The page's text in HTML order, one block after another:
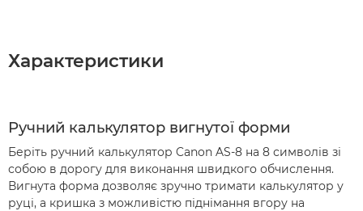
Характеристики
Ручний калькулятор вигнутої форми
Беріть ручний калькулятор Canon AS-8 на 8 символів зі
собою в дорогу для виконання швидкого обчислення.
Вигнута форма дозволяє зручно тримати калькулятор у
руці, а кришка з можливістю піднімання вгору на